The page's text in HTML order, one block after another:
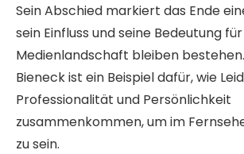
Sein Abschied markiert das Ende
sein Einfluss und seine Bedeutung
Medienlandschaft bleiben
Bieneck ist ein Beispiel dafür, wie
Professionalität und Persönlichkeit
zusammenkommen, um im
zu sein.